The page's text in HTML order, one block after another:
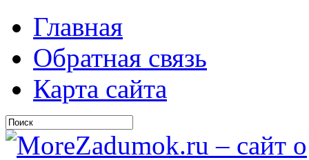
Главная
Обратная связь
Карта сайта